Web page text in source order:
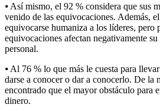
⦁ Así mismo, el 92 % considera que sus
venido de las equivocaciones. Además,
equivocarse humaniza a los líderes, pero
equivocaciones afectan negativamente
personal.
⦁ Al 76 % lo que más le cuesta para
darse a conocer o dar a conocerlo. De la
encontrado que el mayor obstáculo para
dinero.